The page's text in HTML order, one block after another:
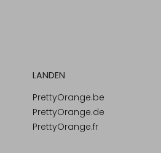
LANDEN
PrettyOrange.be
PrettyOrange.de
PrettyOrange.fr